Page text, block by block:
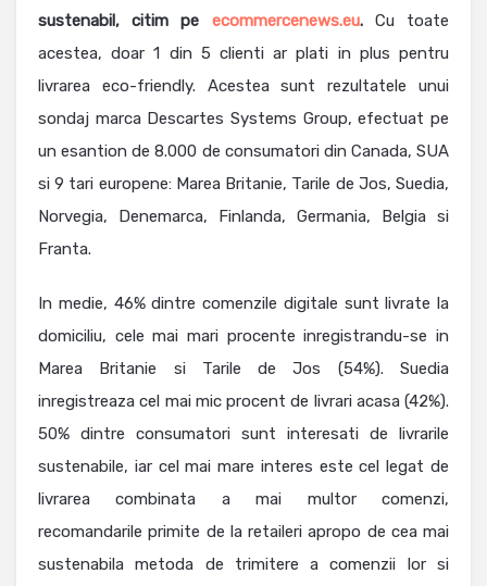
sustenabil, citim pe ecommercenews.eu.Cu toate
acestea, doar 1 din 5 clienti ar plati in plus pentru
livrarea eco-friendly. Acestea sunt rezultatele unui
sondaj marca Descartes Systems Group, efectuat pe
un esantion de 8.000 de consumatori din Canada, SUA
si 9 tari europene: Marea Britanie, Tarile de Jos, Suedia,
Norvegia, Denemarca, Finlanda, Germania, Belgia si
Franta.
In medie, 46% dintre comenzile digitale sunt livrate la
domiciliu, cele mai mari procente inregistrandu-se in
Marea Britanie si Tarile de Jos (54%). Suedia
inregistreaza cel mai mic procent de livrari acasa (42%).
50% dintre consumatori sunt interesati de livrarile
sustenabile, iar cel mai mare interes este cel legat de
livrarea combinata a mai multor comenzi,
recomandarile primite de la retaileri apropo de cea mai
sustenabila metoda de trimitere a comenzii lor si